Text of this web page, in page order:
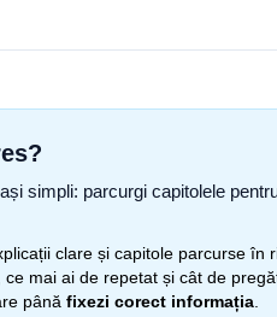
simpli: parcurgi capitolele
clare și capitole parcurse în
mai ai de repetat și cât de
până fixezi corect informația